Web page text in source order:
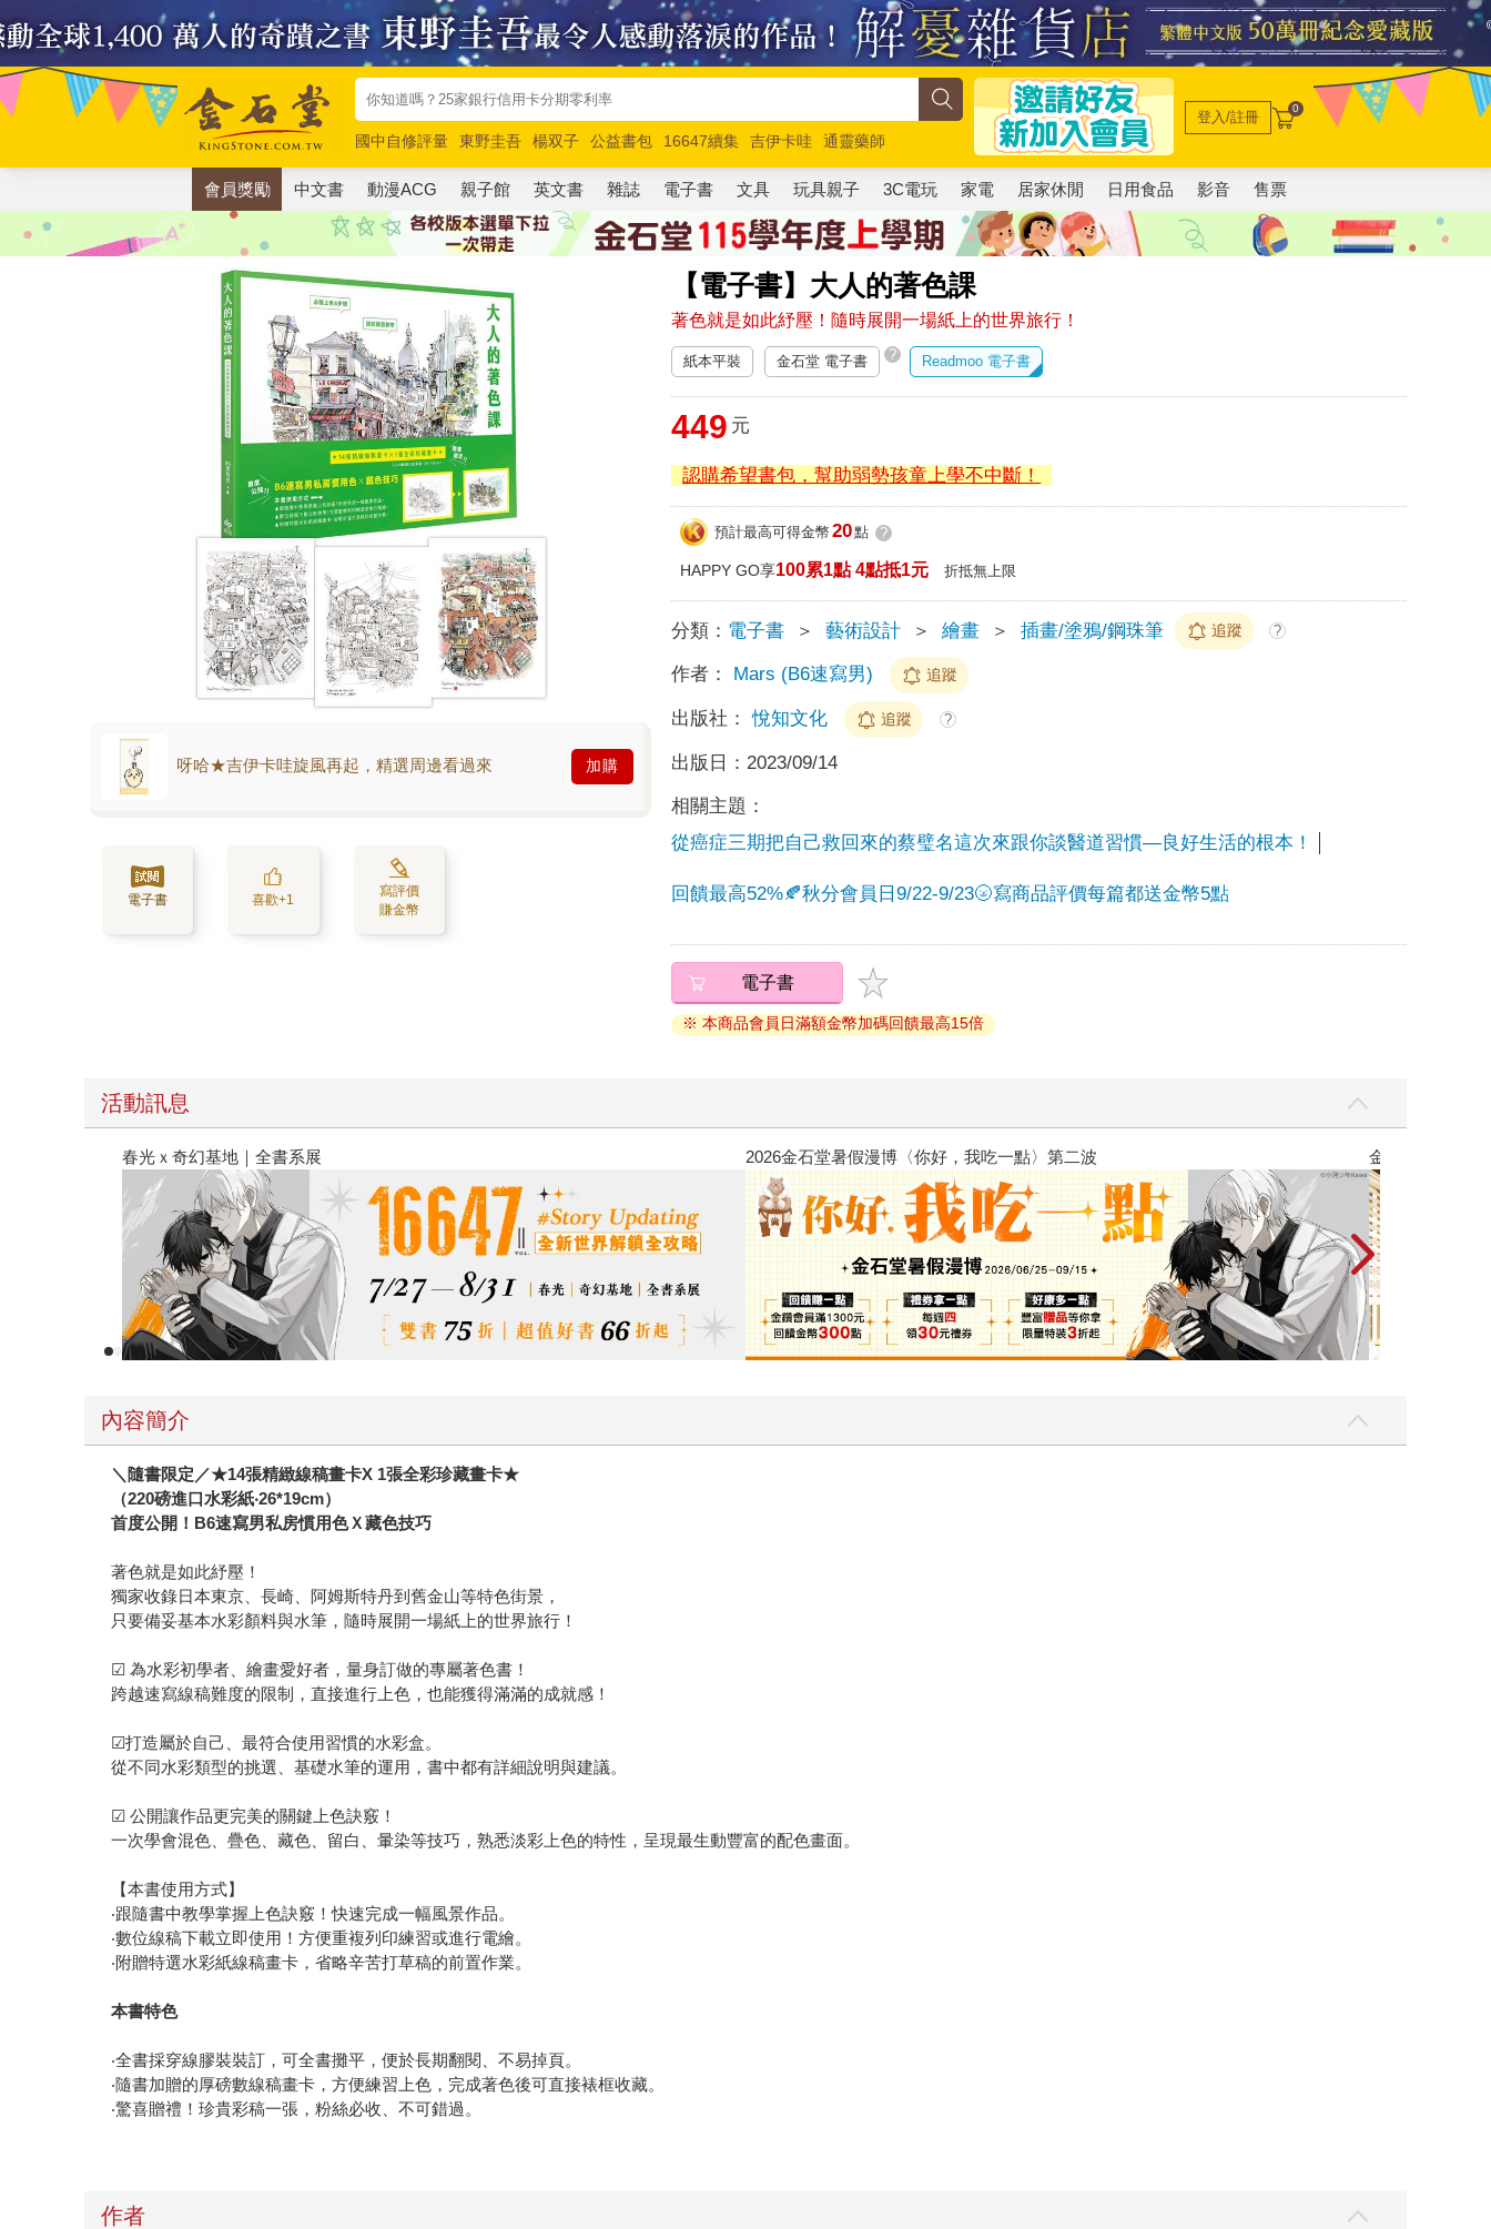
國中自修評量 東野圭吾 楊双子 公益書包 16647續集 吉伊卡哇
通靈藥師
唯紅花綻放
奧德賽 路邊攤新作 馬斯克 玩具總動員5 超慢跑
登入/註冊 0
會員獎勵 中文書 動漫ACG 親子館 英文書 雜誌 電子書 文具 玩具親子 3C電玩 家電 居家休閒 日用食品 影音 售票
【電子書】大人的著色課
著色就是如此紓壓！隨時展開一場紙上的世界旅行！
呀哈★吉伊卡哇旋風再起，精選周邊看過來 加購
電子書 喜歡+1
寫評價
賺金幣
紙本平裝 金石堂 電子書 ? Readmoo 電子書
449 元
認購希望書包，幫助弱勢孩童上學不中斷！
預計最高可得金幣 20點 ?
HAPPY GO享100累1點 4點抵1元 折抵無上限
分類： 電子書 ＞ 藝術設計 ＞ 繪畫 ＞ 插畫/塗鴉/鋼珠筆 追蹤 ?
作者： Mars (B6速寫男) 追蹤
出版社： 悅知文化 追蹤 ?
出版日： 2023/09/14
相關主題：
從癌症三期把自己救回來的蔡璧名這次來跟你談醫道習慣—良好生活的根本！
回饋最高52%🍂秋分會員日9/22-9/23🌝寫商品評價每篇都送金幣5點
電子書
※ 本商品會員日滿額金幣加碼回饋最高15倍
活動訊息
春光ｘ奇幻基地｜全書系展 2026金石堂暑假漫博〈你好，我吃一點〉第二波 金石堂2026海外
內容簡介
＼隨書限定／★14張精緻線稿畫卡X 1張全彩珍藏畫卡★
（220磅進口水彩紙‧26*19cm）
首度公開！B6速寫男私房慣用色Ｘ藏色技巧
著色就是如此紓壓！
獨家收錄日本東京、長崎、阿姆斯特丹到舊金山等特色街景，
只要備妥基本水彩顏料與水筆，隨時展開一場紙上的世界旅行！
☑ 為水彩初學者、繪畫愛好者，量身訂做的專屬著色書！
跨越速寫線稿難度的限制，直接進行上色，也能獲得滿滿的成就感！
☑打造屬於自己、最符合使用習慣的水彩盒。
從不同水彩類型的挑選、基礎水筆的運用，書中都有詳細說明與建議。
☑ 公開讓作品更完美的關鍵上色訣竅！
一次學會混色、疊色、藏色、留白、暈染等技巧，熟悉淡彩上色的特性，呈現最生動豐富的配色畫面。
【本書使用方式】
‧跟隨書中教學掌握上色訣竅！快速完成一幅風景作品。
‧數位線稿下載立即使用！方便重複列印練習或進行電繪。
‧附贈特選水彩紙線稿畫卡，省略辛苦打草稿的前置作業。
本書特色
‧全書採穿線膠裝裝訂，可全書攤平，便於長期翻閱、不易掉頁。
‧隨書加贈的厚磅數線稿畫卡，方便練習上色，完成著色後可直接裱框收藏。
‧驚喜贈禮！珍貴彩稿一張，粉絲必收、不可錯過。
作者